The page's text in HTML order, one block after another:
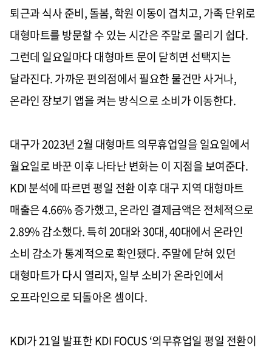
퇴근과 식사 준비, 돌봄, 학원 이동이 겹치고, 가족 단위로
대형마트를 방문할 수 있는 시간은 주말로 몰리기 쉽다.
그런데 일요일마다 대형마트 문이 닫히면 선택지는
달라진다. 가까운 편의점에서 필요한 물건만 사거나,
온라인 장보기 앱을 켜는 방식으로 소비가 이동한다.
대구가 2023년 2월 대형마트 의무휴업일을 일요일에서
월요일로 바꾼 이후 나타난 변화는 이 지점을 보여준다.
KDI 분석에 따르면 평일 전환 이후 대구 지역 대형마트
매출은 4.66% 증가했고, 온라인 결제금액은 전체적으로
2.89% 감소했다. 특히 20대와 30대, 40대에서 온라인
소비 감소가 통계적으로 확인됐다. 주말에 닫혀 있던
대형마트가 다시 열리자, 일부 소비가 온라인에서
오프라인으로 되돌아온 셈이다.
KDI가 21일 발표한 KDI FOCUS ‘의무휴업일 평일 전환이